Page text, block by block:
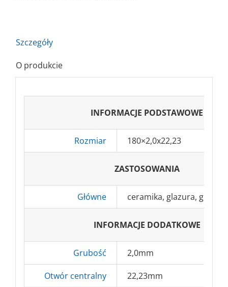
Szczegóły
O produkcie
INFORMACJE PODSTAWOWE
Rozmiar 180×2,0x22,23
ZASTOSOWANIA
Główne ceramika, glazura, gres,
INFORMACJE DODATKOWE
Grubość 2,0mm
Otwór centralny 22,23mm